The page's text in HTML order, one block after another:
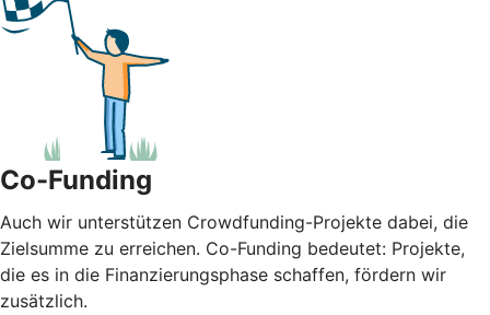
Co-Funding
Auch wir unterstützen Crowdfunding-Projekte dabei, die
Zielsumme zu erreichen. Co-Funding bedeutet: Projekte,
die es in die Finanzierungsphase schaffen, fördern wir
zusätzlich.